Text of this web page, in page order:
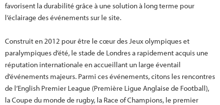
favorisent la durabilité grâce à une solution à long terme pour
l’éclairage des événements sur le site.
Construit en 2012 pour être le cœur des Jeux olympiques et
paralympiques d’été, le stade de Londres a rapidement acquis une
réputation internationale en accueillant un large éventail
d’événements majeurs. Parmi ces événements, citons les rencontres
de l’English Premier League (Première Ligue Anglaise de Football),
la Coupe du monde de rugby, la Race of Champions, le premier